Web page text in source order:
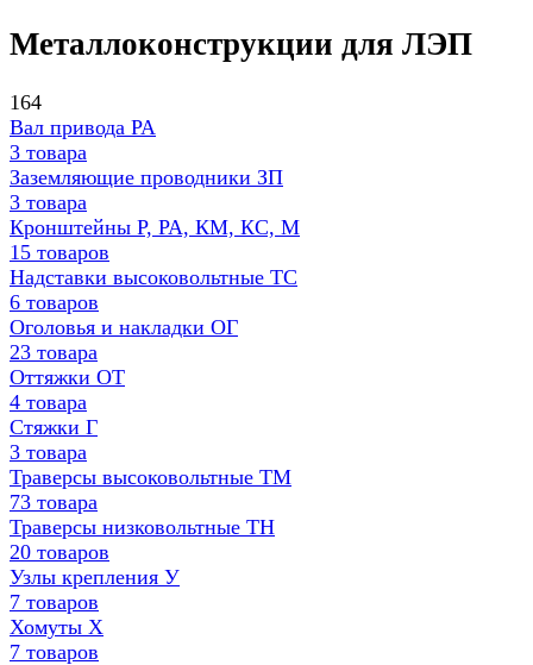
Металлоконструкции для ЛЭП
164
Вал привода РА
3 товара
Заземляющие проводники ЗП
3 товара
Кронштейны Р, РА, КМ, КС, М
15 товаров
Надставки высоковольтные ТС
6 товаров
Оголовья и накладки ОГ
23 товара
Оттяжки ОТ
4 товара
Стяжки Г
3 товара
Траверсы высоковольтные ТМ
73 товара
Траверсы низковольтные ТН
20 товаров
Узлы крепления У
7 товаров
Хомуты Х
7 товаров